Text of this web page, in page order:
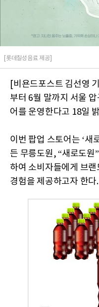
[롯데칠성음료 제공]
[비욘드포스트 김선영
부터 6월 말까지 서울
어를 운영한다고 18일
이번 팝업 스토어는 ‘새
든 무릉도원, “새로도원
하여 소비자들에게 브
경험을 제공하고자 한다.